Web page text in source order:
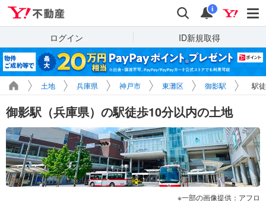
検索 通知
i
ログイン ID新規取得
土地 兵庫県 神戸市 東灘区 御影駅 駅
御影駅（兵庫県）の駅徒歩10分以内の土地
一部の画像提供：アフロ